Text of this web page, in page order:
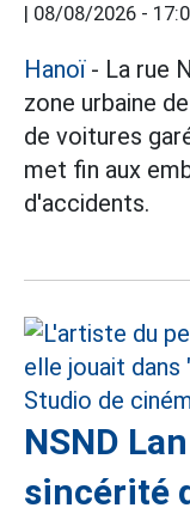
| 08/08/2026 -
Hanoï- La rue
zone urbaine
de voitures
met fin aux
d'accidents.
NSND
sincérité